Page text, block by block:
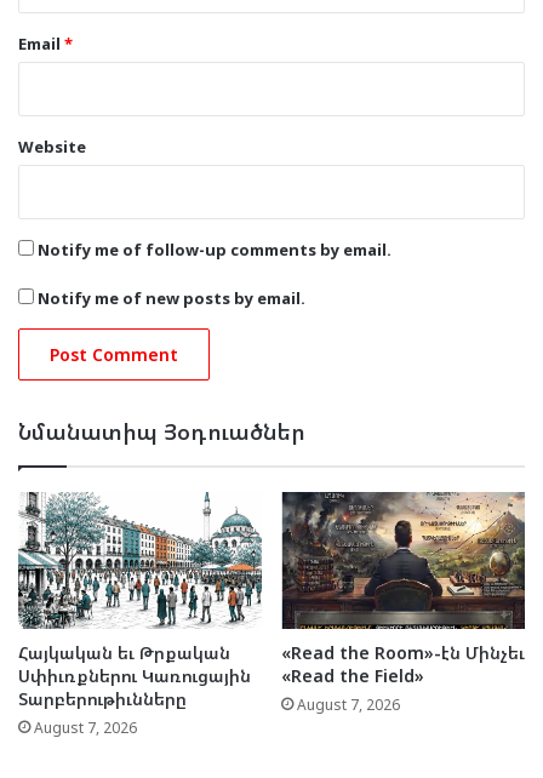
Email *
Website
Notify me of follow-up comments by email.
Notify me of new posts by email.
Նմանատիպ Յօդուածներ
Հայկական եւ Թրքական
Սփիւռքներու Կառուցային
Տարբերութիւնները
August 7, 2026
«Read the Room»-էն Մինչեւ
«Read the Field»
August 7, 2026